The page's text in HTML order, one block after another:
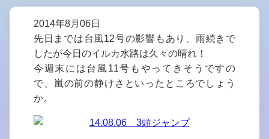
2014年8月06日
先日までは台風12号の影響もあり、雨続きで
したが今日のイルカ水路は久々の晴れ！
今週末には台風11号もやってきそうですの
で、嵐の前の静けさといったところでしょう
か。